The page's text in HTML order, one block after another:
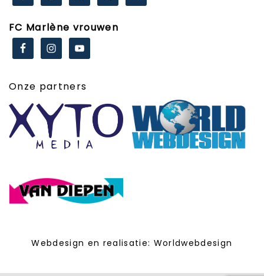
FC Marlène vrouwen
Onze partners
Webdesign en realisatie: Worldwebdesign